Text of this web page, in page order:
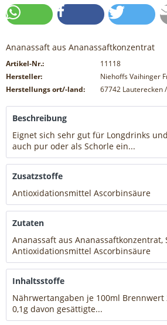
Ananassaft aus Ananassaftkonzentrat
Artikel-Nr.:
11118
Hersteller:
Niehoffs Vaihinger
Herstellungs ort/-land:
67742 Lauterecken
Beschreibung
Eignet sich sehr gut für Longdrinks
auch pur oder als Schorle ein...
Zusatzstoffe
Antioxidationsmittel Ascorbinsäure
Zutaten
Ananassaft aus Ananassaftkonzentrat,
Antioxidationsmittel Ascorbinsäure
Inhaltsstoffe
Nährwertangaben je 100ml Brennwert
0,1g davon gesättigte...